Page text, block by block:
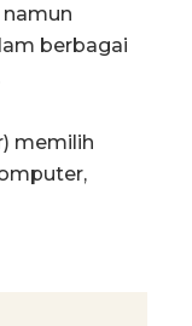
berbagai
memilih